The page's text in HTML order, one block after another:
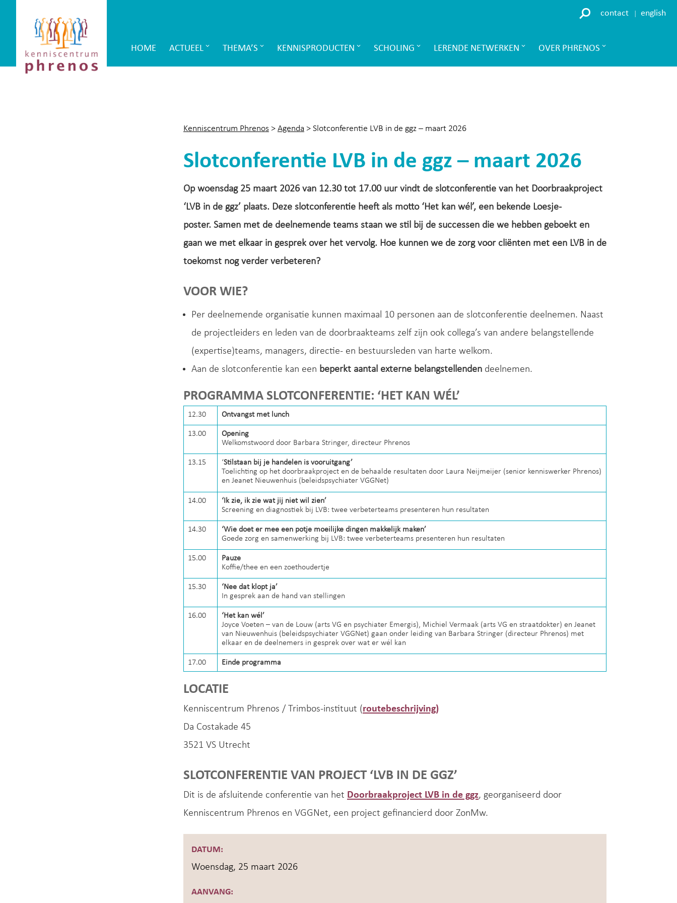
Phrenos
website
contact english
Main
HOME ACTUEEL THEMA’S KENNISPRODUCTEN SCHOLING LERENDE NETWERKEN OVER PHRENOS
Kenniscentrum Phrenos > Agenda > Slotconferentie LVB in de ggz – maart 2026
Slotconferentie LVB in de ggz – maart 2026
Op woensdag 25 maart 2026 van 12.30 tot 17.00 uur vindt de slotconferentie van het Doorbraakproject
‘LVB in de ggz’ plaats. Deze slotconferentie heeft als motto ‘Het kan wél’, een bekende Loesje-
poster. Samen met de deelnemende teams staan we stil bij de successen die we hebben geboekt en
gaan we met elkaar in gesprek over het vervolg. Hoe kunnen we de zorg voor cliënten met een LVB in de
toekomst nog verder verbeteren?
VOOR WIE?
Per deelnemende organisatie kunnen maximaal 10 personen aan de slotconferentie deelnemen. Naast
de projectleiders en leden van de doorbraakteams zelf zijn ook collega’s van andere belangstellende
(expertise)teams, managers, directie- en bestuursleden van harte welkom.
Aan de slotconferentie kan een beperkt aantal externe belangstellenden deelnemen.
PROGRAMMA SLOTCONFERENTIE: ‘HET KAN WÉL’
12.30 Ontvangst met lunch
13.00
Opening
Welkomstwoord door Barbara Stringer, directeur Phrenos
13.15 ‘Stilstaan bij je handelen is vooruitgang’
Toelichting op het doorbraakproject en de behaalde resultaten door Laura Neijmeijer (senior kenniswerker Phrenos)
en Jeanet Nieuwenhuis (beleidspsychiater VGGNet)
14.00
‘Ik zie, ik zie wat jij niet wil zien’
Screening en diagnostiek bij LVB: twee verbeterteams presenteren hun resultaten
14.30
‘Wie doet er mee een potje moeilijke dingen makkelijk maken’
Goede zorg en samenwerking bij LVB: twee verbeterteams presenteren hun resultaten
15.00
Pauze
Koffie/thee en een zoethoudertje
15.30
‘Nee dat klopt ja’
In gesprek aan de hand van stellingen
16.00
‘Het kan wél’
Joyce Voeten – van de Louw (arts VG en psychiater Emergis), Michiel Vermaak (arts VG en straatdokter) en Jeanet
van Nieuwenhuis (beleidspsychiater VGGNet) gaan onder leiding van Barbara Stringer (directeur Phrenos) met
elkaar en de deelnemers in gesprek over wat er wél kan
17.00 Einde programma
LOCATIE
Kenniscentrum Phrenos / Trimbos-instituut (routebeschrijving)
Da Costakade 45
3521 VS Utrecht
SLOTCONFERENTIE VAN PROJECT ‘LVB IN DE GGZ’
Dit is de afsluitende conferentie van het Doorbraakproject LVB in de ggz, georganiseerd door
Kenniscentrum Phrenos en VGGNet, een project gefinancierd door ZonMw.
DATUM:
Woensdag, 25 maart 2026
AANVANG: